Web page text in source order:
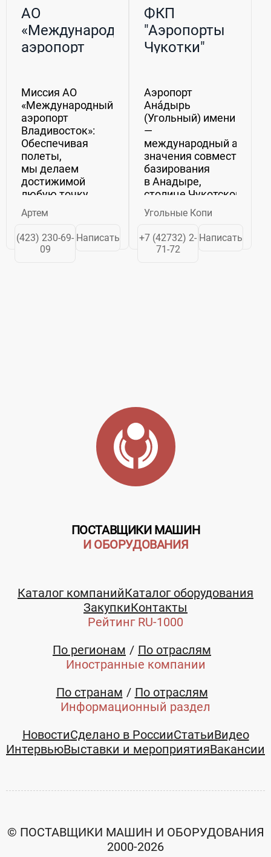
АО
«Международный
аэропорт
Миссия АО
«Международный
аэропорт
Владивосток»:
Обеспечивая
полеты,
мы делаем
достижимой
любую точку
земного шара,
создаем
атмосферу
надежности
Артем
(423) 230-69-
09
Написать
ФКП
"Аэропорты
Чукотки"
Аэропорт
Анáдырь
(Угольный) имени Ю. С.
—
международный
значения совместного
базирования
в Анадыре,
столице Чукотского
автономного
округа. Используется
транзитными
Угольные Копи
+7 (42732) 2-
71-72
Написать
ПОСТАВЩИКИ МАШИН
И ОБОРУДОВАНИЯ
Каталог компанийКаталог оборудования
ЗакупкиКонтакты
Рейтинг RU-1000
По регионам
По отраслям
Иностранные компании
По странам
По отраслям
Информационный раздел
НовостиСделано в РоссииСтатьиВидео
ИнтервьюВыставки и мероприятияВакансии
© ПОСТАВЩИКИ МАШИН И ОБОРУДОВАНИЯ
2000-2026